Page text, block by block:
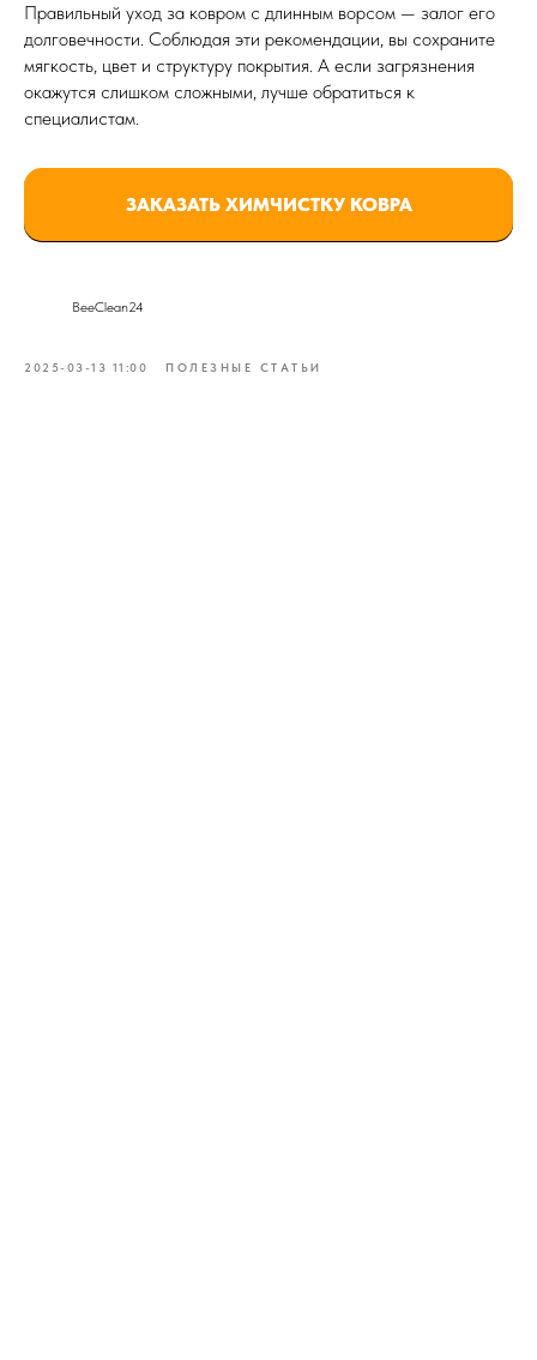
Правильный уход за ковром с длинным ворсом — залог его
долговечности. Соблюдая эти рекомендации, вы сохраните
мягкость, цвет и структуру покрытия. А если загрязнения
окажутся слишком сложными, лучше обратиться к
специалистам.
ЗАКАЗАТЬ ХИМЧИСТКУ КОВРА
BeeClean24
2025-03-13 11:00 ПОЛЕЗНЫЕ СТАТЬИ